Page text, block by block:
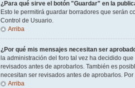
¿Para qué sirve el botón "Guardar" en la
Esto le permitirá guardar borradores que serán
Control de Usuario.
Arriba
¿Por qué mis mensajes necesitan ser
la administración del foro tal vez ha decidido
revisados antes de aprobarlos. También es
necesitan ser revisados antes de aprobarlos.
Arriba